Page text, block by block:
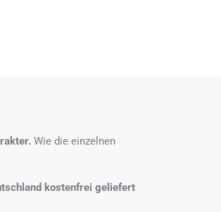
Wie die einzelnen
kostenfrei geliefert